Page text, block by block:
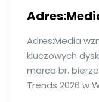
Adres:Media
kluczowych
marca br.
Trends 2026 w